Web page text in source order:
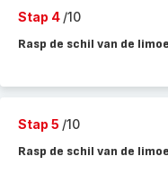
Stap 4 /10
Rasp de schil van de
Stap 5 /10
Rasp de schil van de